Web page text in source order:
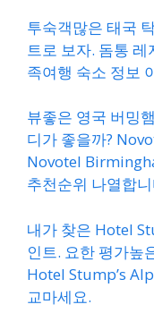
투숙객많은 태국
트로 보자. 돔통
족여행 숙소 정보
뷰좋은 영국 버밍
디가 좋을까?
Novotel
추천순위 나열합
내가 찾은 Hotel
인트. 요한 평가높
Hotel Stump’s
교마세요.